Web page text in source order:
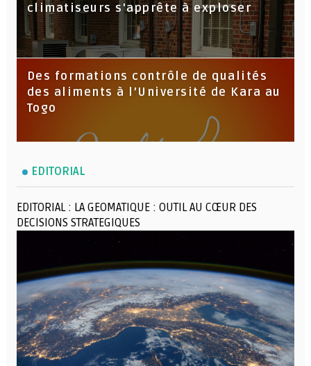
climatiseurs s'apprête à exploser
Des formations contrôle de qualités
des aliments à l’Université de Kara au
Togo
EDITORIAL
EDITORIAL : LA GEOMATIQUE : OUTIL AU CŒUR DES
DECISIONS STRATEGIQUES